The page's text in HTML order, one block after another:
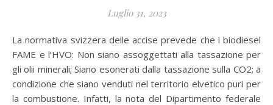
Luglio 31, 2023
La normativa svizzera delle accise prevede che i biodiesel
FAME e l’HVO: Non siano assoggettati alla tassazione per
gli olii minerali; Siano esonerati dalla tassazione sulla CO2; a
condizione che siano venduti nel territorio elvetico puri per
la combustione. Infatti, la nota del Dipartimento federale